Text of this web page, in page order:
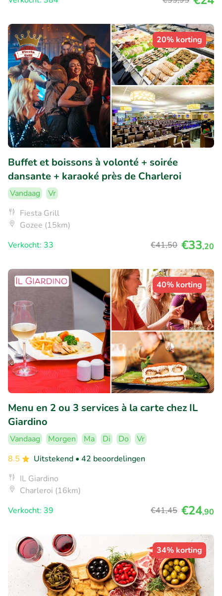
20% korting
Buffet et boissons à volonté + soirée
dansante + karaoké près de Charleroi
Vandaag
Vr
Fiesta Grill
Gozee (15km)
Verkocht: 33
€41,50 €33,20
40% korting
Menu en 2 ou 3 services à la carte chez IL
Giardino
Vandaag Morgen Ma Di Do
Vr
8.5
Uitstekend • 42 beoordelingen
IL Giardino
Charleroi (16km)
Verkocht: 39
€41,45 €24,90
34% korting